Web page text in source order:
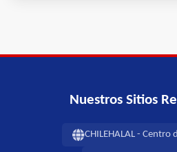
Nuestros Sitios
CHILEHALAL - Centro